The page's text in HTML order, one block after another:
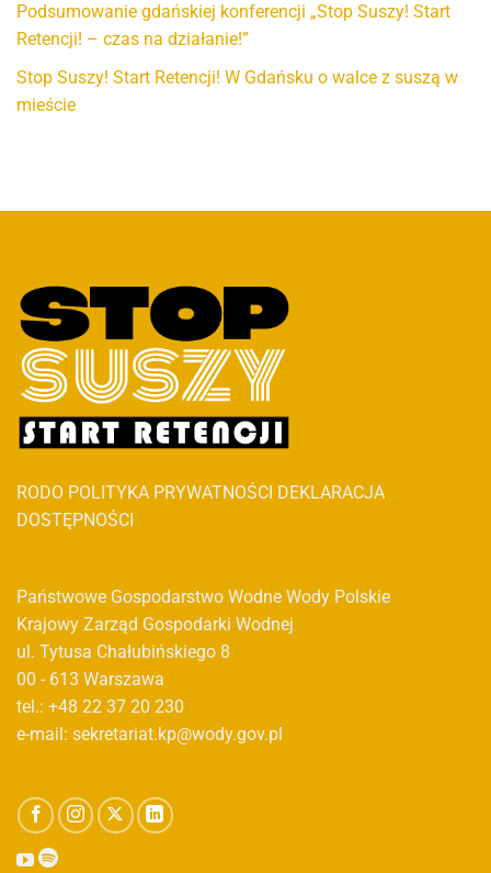
Podsumowanie gdańskiej konferencji „Stop Suszy! Start
Retencji! – czas na działanie!”
Stop Suszy! Start Retencji! W Gdańsku o walce z suszą w
mieście
RODO POLITYKA PRYWATNOŚCI DEKLARACJA
DOSTĘPNOŚCI
Państwowe Gospodarstwo Wodne Wody Polskie
Krajowy Zarząd Gospodarki Wodnej
ul. Tytusa Chałubińskiego 8
00 - 613 Warszawa
tel.: +48 22 37 20 230
e-mail: sekretariat.kp@wody.gov.pl